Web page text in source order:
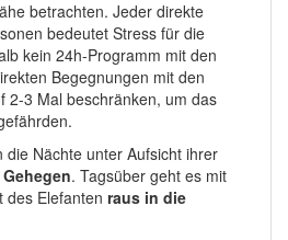
betrachten. Jeder direkte
bedeutet Stress für die
kein 24h-Programm mit den
Begegnungen mit den
2-3 Mal beschränken, um das
die Nächte unter Aufsicht ihrer
. Tagsüber geht es mit
des Elefanten raus in die